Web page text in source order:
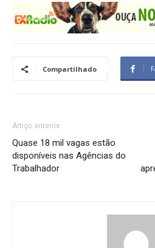
Compartilhado
Artigo anterior
Quase 18 mil vagas estão
disponíveis nas Agências do
Trabalhador